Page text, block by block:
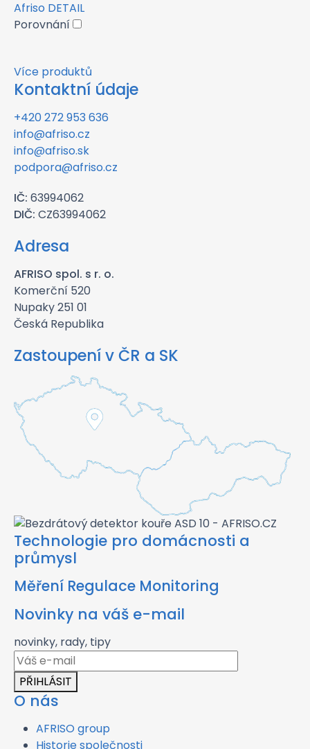
Afriso DETAIL
Porovnání
Více produktů
Kontaktní údaje
+420 272 953 636
info@afriso.cz
info@afriso.sk
podpora@afriso.cz
IČ: 63994062
DIČ: CZ63994062
Adresa
AFRISO spol. s r. o.
Komerční 520
Nupaky 251 01
Česká Republika
Zastoupení v ČR a SK
Technologie pro domácnosti a
průmysl
Měření Regulace Monitoring
Novinky na váš e-mail
novinky, rady, tipy
PŘIHLÁSIT
O nás
AFRISO group
Historie společnosti